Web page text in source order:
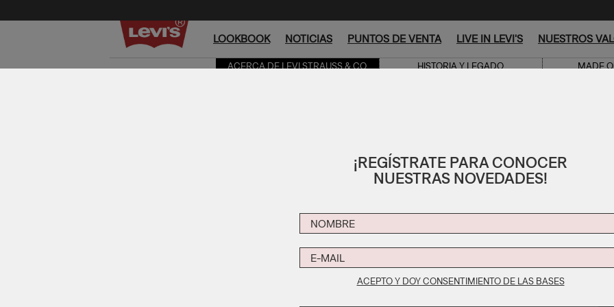
LOOKBOOK NOTICIAS PUNTOS DE VENTA LIVE IN LEVI'S NUESTROS
ACERCA DE LEVI STRAUSS & CO. HISTORIA Y LEGADO MADE
¡REGÍSTRATE PARA CONOCER
NUESTRAS NOVEDADES!
ACEPTO Y DOY CONSENTIMIENTO DE LAS BASES